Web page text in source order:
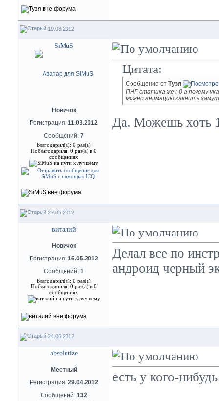
19.03.2012
SiMuS
Новичок
Регистрация: 11.03.2012
Сообщений: 7
Благодарил(а): 0 раз(а)
Поблагодарили: 0 раз(а) в 0
сообщениях
Цитата:
Сообщение от Тузя
ПНГ статика же :-0 а почему
можно анимацию какнить
Да. Можешь хоть
27.05.2012
виталий
Новичок
Регистрация: 16.05.2012
Сообщений: 1
Благодарил(а): 0 раз(а)
Поблагодарили: 0 раз(а) в 0
сообщениях
Делал все по
андроид черный
24.06.2012
absolutize
Местный
Регистрация: 29.04.2012
Сообщений: 132
есть у кого-